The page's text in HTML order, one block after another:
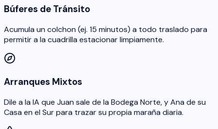
Búferes de Tránsito
Acumula un colchon (ej. 15 minutos) a todo traslado para
permitir a la cuadrilla estacionar limpiamente.
Arranques Mixtos
Dile a la IA que Juan sale de la Bodega Norte, y Ana de su
Casa en el Sur para trazar su propia maraña diaria.